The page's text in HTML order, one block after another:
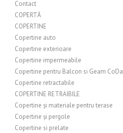
Contact
COPERTĂ
COPERTINE
Copertine auto
Copertine exterioare
Copertine impermeabile
Copertine pentru Balcon si Geam CoDa
Copertine retractabile
COPERTINE RETRAIBILE
Copertine și materiale pentru terase
Copertine și pergole
Copertine si prelate